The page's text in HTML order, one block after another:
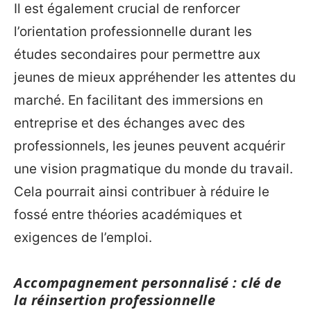
Il est également crucial de renforcer
l’orientation professionnelle durant les
études secondaires pour permettre aux
jeunes de mieux appréhender les attentes du
marché. En facilitant des immersions en
entreprise et des échanges avec des
professionnels, les jeunes peuvent acquérir
une vision pragmatique du monde du travail.
Cela pourrait ainsi contribuer à réduire le
fossé entre théories académiques et
exigences de l’emploi.
Accompagnement personnalisé : clé de
la réinsertion professionnelle